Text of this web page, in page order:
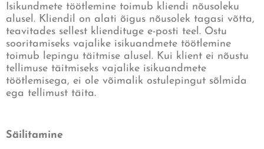
Isikundmete töötlemine toimub kliendi nõusoleku
alusel. Kliendil on alati õigus nõusolek tagasi võtta,
teavitades sellest kliendituge e-posti teel. Ostu
sooritamiseks vajalike isikuandmete töötlemine
toimub lepingu täitmise alusel. Kui klient ei nõustu
tellimuse täitmiseks vajalike isikuandmete
töötlemisega, ei ole võimalik ostulepingut sõlmida
ega tellimust täita.
Säilitamine